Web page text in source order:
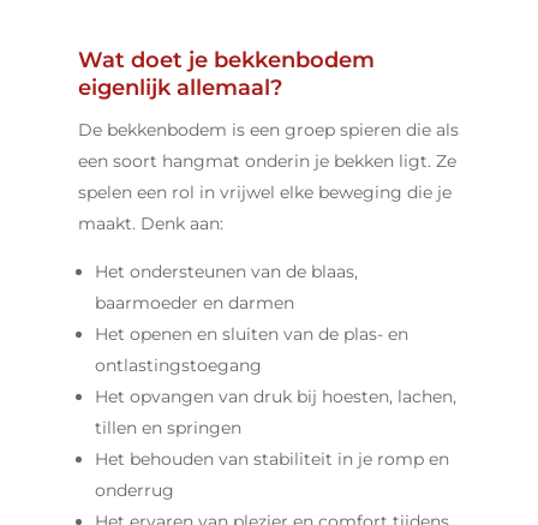
Wat doet je bekkenbodem
eigenlijk allemaal?
De bekkenbodem is een groep spieren die als
een soort hangmat onderin je bekken ligt. Ze
spelen een rol in vrijwel elke beweging die je
maakt. Denk aan:
Het ondersteunen van de blaas,
baarmoeder en darmen
Het openen en sluiten van de plas- en
ontlastingstoegang
Het opvangen van druk bij hoesten, lachen,
tillen en springen
Het behouden van stabiliteit in je romp en
onderrug